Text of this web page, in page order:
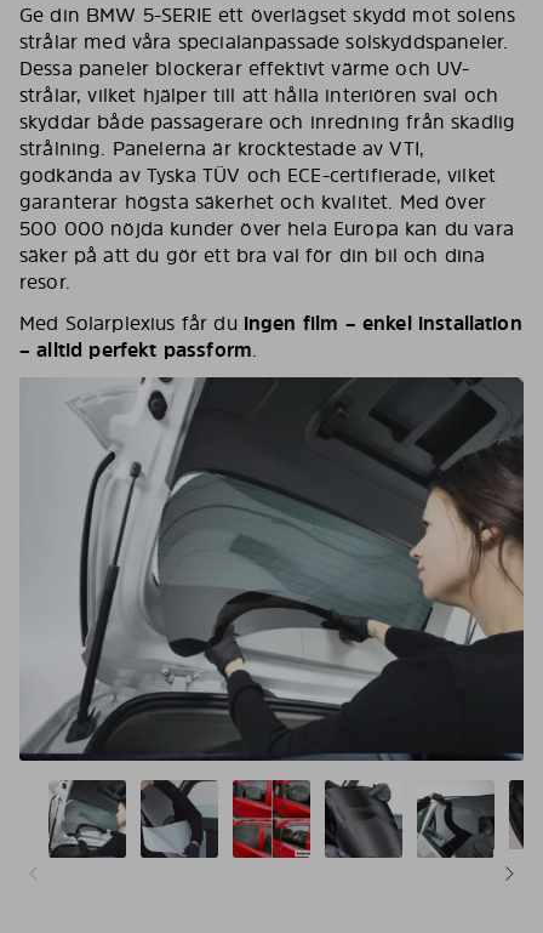
Ge din BMW 5-SERIE ett överlägset skydd mot solens
strålar med våra specialanpassade solskyddspaneler.
Dessa paneler blockerar effektivt värme och UV-
strålar, vilket hjälper till att hålla interiören sval och
skyddar både passagerare och inredning från skadlig
strålning. Panelerna är krocktestade av VTI,
godkända av Tyska TÜV och ECE-certifierade, vilket
garanterar högsta säkerhet och kvalitet. Med över
500 000 nöjda kunder över hela Europa kan du vara
säker på att du gör ett bra val för din bil och dina
resor.
Med Solarplexius får du ingen film – enkel installation
– alltid perfekt passform.